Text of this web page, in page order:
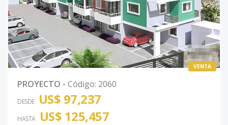
VENTA
PROYECTO - Código: 2060
DESDE US$ 97,237
HASTA US$ 125,457